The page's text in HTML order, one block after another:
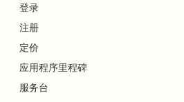
熟食店搜索引擎优化
债务咨询服务的搜索引擎优化
登录
注册
定价
应用程序里程碑
服务台